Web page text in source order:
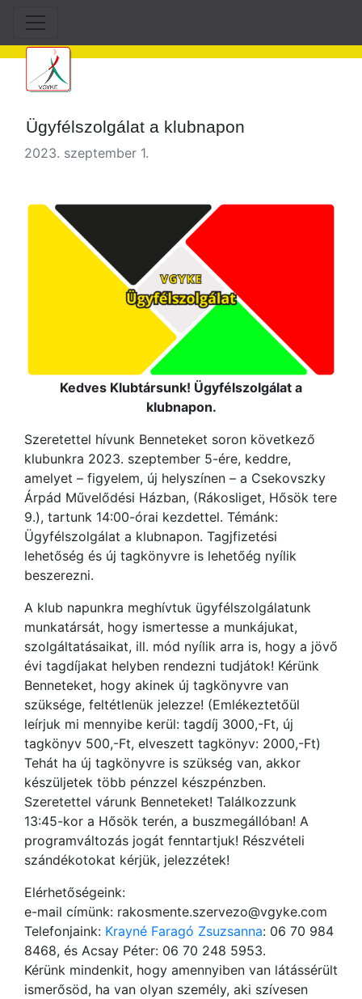
Ügyfélszolgálat a klubnapon
2023. szeptember 1.
Kedves Klubtársunk! Ügyfélszolgálat a
klubnapon.
Szeretettel hívunk Benneteket soron következő
klubunkra 2023. szeptember 5-ére, keddre,
amelyet – figyelem, új helyszínen – a Csekovszky
Árpád Művelődési Házban, (Rákosliget, Hősök tere
9.), tartunk 14:00-órai kezdettel. Témánk:
Ügyfélszolgálat a klubnapon. Tagjfizetési
lehetőség és új tagkönyvre is lehetőég nyílik
beszerezni.
A klub napunkra meghívtuk ügyfélszolgálatunk
munkatársát, hogy ismertesse a munkájukat,
szolgáltatásaikat, ill. mód nyílik arra is, hogy a jövő
évi tagdíjakat helyben rendezni tudjátok! Kérünk
Benneteket, hogy akinek új tagkönyvre van
szüksége, feltétlenük jelezze! (Emlékeztetőül
leírjuk mi mennyibe kerül: tagdíj 3000,-Ft, új
tagkönyv 500,-Ft, elveszett tagkönyv: 2000,-Ft)
Tehát ha új tagkönyvre is szükség van, akkor
készüljetek több pénzzel készpénzben.
Szeretettel várunk Benneteket! Találkozzunk
13:45-kor a Hősök terén, a buszmegállóban! A
programváltozás jogát fenntartjuk! Részvételi
szándékotokat kérjük, jelezzétek!
Elérhetőségeink:
e-mail címünk: rakosmente.szervezo@vgyke.com
Telefonjaink: Krayné Faragó Zsuzsanna: 06 70 984
8468, és Acsay Péter: 06 70 248 5953.
Kérünk mindenkit, hogy amennyiben van látássérült
ismerősöd, ha van olyan személy, aki szívesen